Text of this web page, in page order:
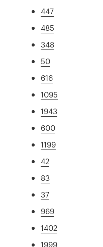
447
485
348
50
616
1095
1943
600
1199
42
83
37
969
1402
1999